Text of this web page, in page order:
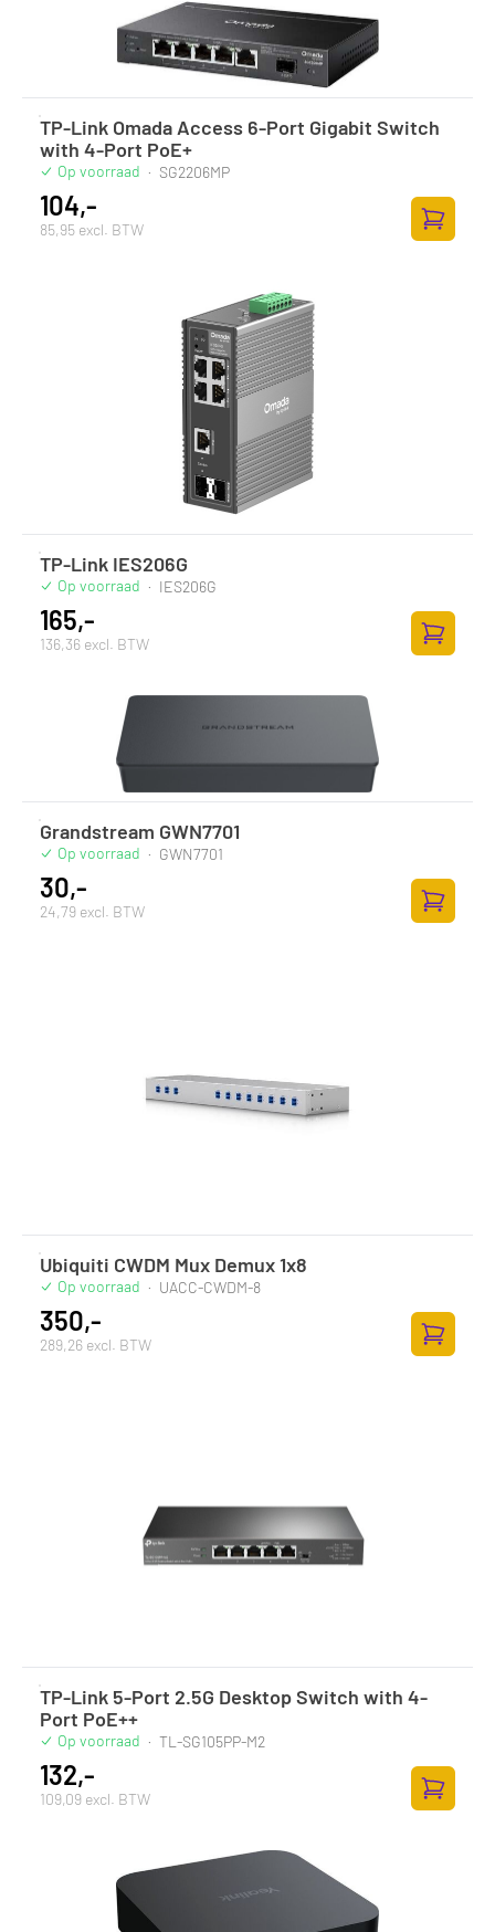
TP-Link Omada Access 6-Port Gigabit Switch
with 4-Port PoE+
Op voorraad · SG2206MP
104,-
85,95 excl. BTW
TP-Link IES206G
Op voorraad · IES206G
165,-
136,36 excl. BTW
Grandstream GWN7701
Op voorraad · GWN7701
30,-
24,79 excl. BTW
Ubiquiti CWDM Mux Demux 1x8
Op voorraad · UACC-CWDM-8
350,-
289,26 excl. BTW
TP-Link 5-Port 2.5G Desktop Switch with 4-
Port PoE++
Op voorraad · TL-SG105PP-M2
132,-
109,09 excl. BTW